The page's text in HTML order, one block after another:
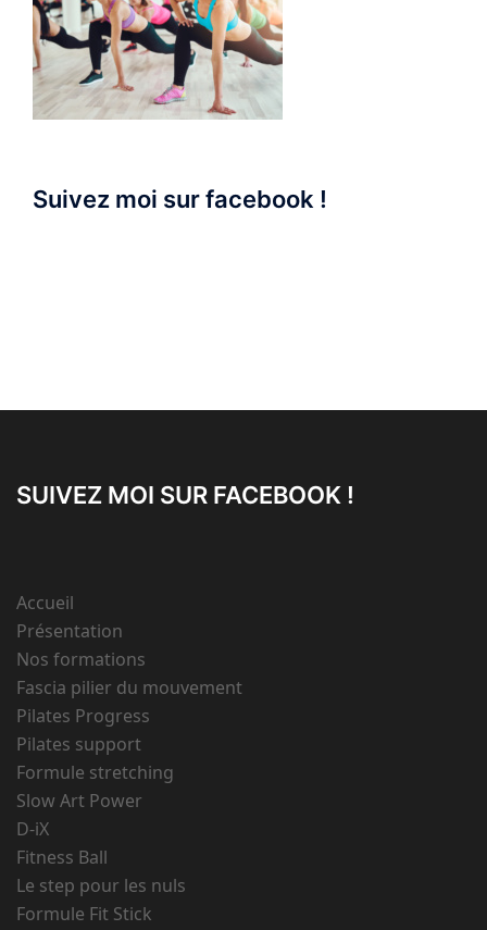
Suivez moi sur facebook !
SUIVEZ MOI SUR FACEBOOK !
Accueil
Présentation
Nos formations
Fascia pilier du mouvement
Pilates Progress
Pilates support
Formule stretching
Slow Art Power
D-iX
Fitness Ball
Le step pour les nuls
Formule Fit Stick